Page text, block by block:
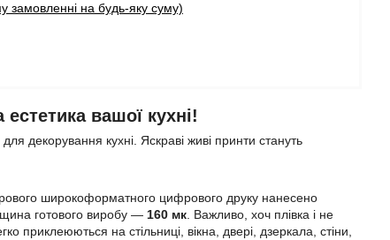
замовленні на будь-яку суму)
вашої кухні!
декорування кухні. Яскраві живі принти стануть
широкоформатного цифрового друку нанесено
готового виробу — 160 мк . Важливо, хоч плівка і не
приклеюються на стільниці, вікна, двері, дзеркала, стіни,